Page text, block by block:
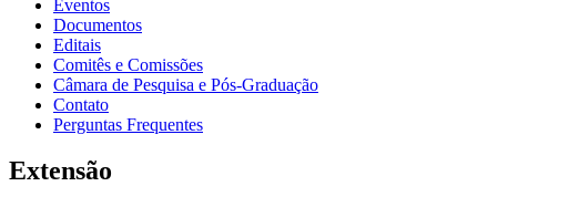
Eventos
Documentos
Editais
Comitês e Comissões
Câmara de Pesquisa e Pós-Graduação
Contato
Perguntas Frequentes
Extensão